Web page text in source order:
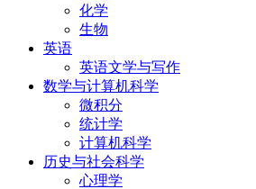
化学
生物
英语
英语文学与写作
数学与计算机科学
微积分
统计学
计算机科学
历史与社会科学
心理学